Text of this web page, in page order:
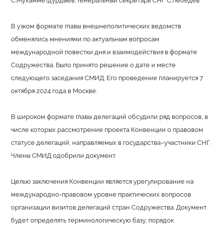
В узком формате главы внешнеполитических ведомств
обменялись мнениями по актуальным вопросам
международной повестки дня и взаимодействия в формате
Содружества. Было принято решение о дате и месте
следующего заседания СМИД. Его проведение планируется 7
октября 2024 года в Москве.
В широком формате главы делегаций обсудили ряд вопросов, в
числе которых рассмотрение проекта Конвенции о правовом
статусе делегаций, направляемых в государства–участники СНГ.
Члены СМИД одобрили документ.
Целью заключения Конвенции является урегулирование на
международно-правовом уровне практических вопросов
организации визитов делегаций стран Содружества. Документ
будет определять терминологическую базу, порядок